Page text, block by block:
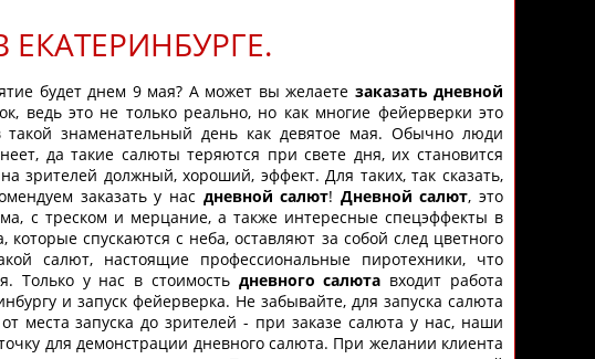
будет днем 9 мая? А может вы желаете заказать дневной
это не только реально, но как многие фейерверки это
знаменательный день как девятое мая. Обычно люди
да такие салюты теряются при свете дня, их становится
зрителей должный, хороший, эффект. Для таких, так сказать,
заказать у нас дневной салют! Дневной салют, это
с треском и мерцание, а также интересные спецэффекты в
спускаются с неба, оставляют за собой след цветного
салют, настоящие профессиональные пиротехники, что
Только у нас в стоимость дневного салюта входит работа
и запуск фейерверка. Не забывайте, для запуска салюта
места запуска до зрителей - при заказе салюта у нас, наши
для демонстрации дневного салюта. При желании клиента